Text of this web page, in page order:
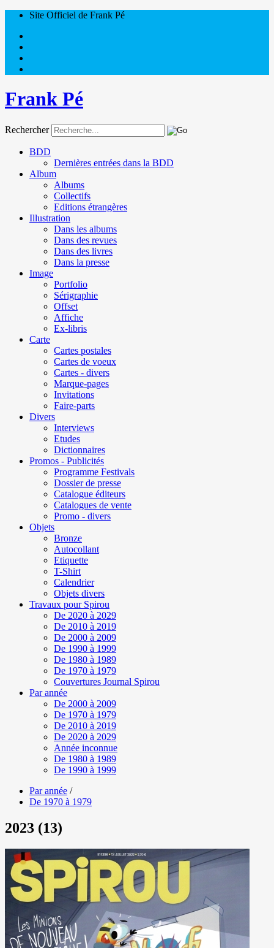
Site Officiel de Frank Pé
Frank Pé
Rechercher
BDD
Dernières entrées dans la BDD
Album
Albums
Collectifs
Editions étrangères
Illustration
Dans les albums
Dans des revues
Dans des livres
Dans la presse
Image
Portfolio
Sérigraphie
Offset
Affiche
Ex-libris
Carte
Cartes postales
Cartes de voeux
Cartes - divers
Marque-pages
Invitations
Faire-parts
Divers
Interviews
Etudes
Dictionnaires
Promos - Publicités
Programme Festivals
Dossier de presse
Catalogue éditeurs
Catalogues de vente
Promo - divers
Objets
Bronze
Autocollant
Etiquette
T-Shirt
Calendrier
Objets divers
Travaux pour Spirou
De 2020 à 2029
De 2010 à 2019
De 2000 à 2009
De 1990 à 1999
De 1980 à 1989
De 1970 à 1979
Couvertures Journal Spirou
Par année
De 2000 à 2009
De 1970 à 1979
De 2010 à 2019
De 2020 à 2029
Année inconnue
De 1980 à 1989
De 1990 à 1999
Par année /
De 1970 à 1979
2023 (13)